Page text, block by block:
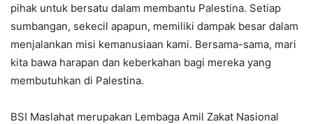
pihak untuk bersatu dalam membantu Palestina. Setiap
sumbangan, sekecil apapun, memiliki dampak besar dalam
menjalankan misi kemanusiaan kami. Bersama-sama, mari
kita bawa harapan dan keberkahan bagi mereka yang
membutuhkan di Palestina.
BSI Maslahat merupakan Lembaga Amil Zakat Nasional